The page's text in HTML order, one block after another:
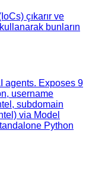
çıkarır ve
bunların
agents. Exposes 9
username
subdomain
via Model
Python